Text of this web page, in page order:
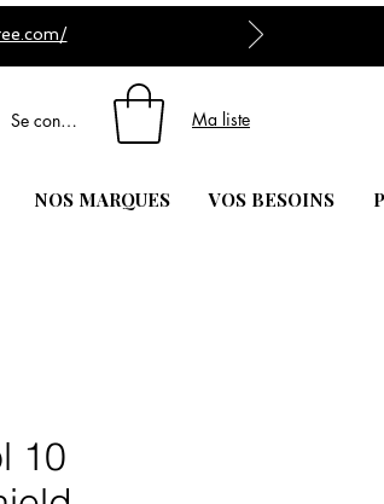
Se connecter Ma liste
NOS MARQUES VOS BESOINS
10